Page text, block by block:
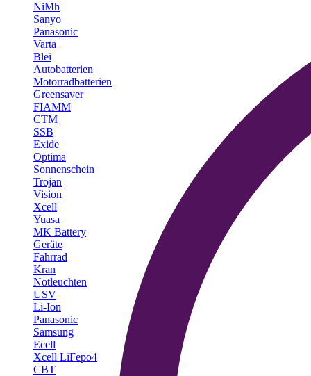
NiMh
Sanyo
Panasonic
Varta
Blei
Autobatterien
Motorradbatterien
Greensaver
FIAMM
CTM
SSB
Exide
Optima
Sonnenschein
Trojan
Vision
Xcell
Yuasa
MK Battery
Geräte
Fahrrad
Kran
Notleuchten
USV
Li-Ion
Panasonic
Samsung
Ecell
Xcell LiFepo4
CBT